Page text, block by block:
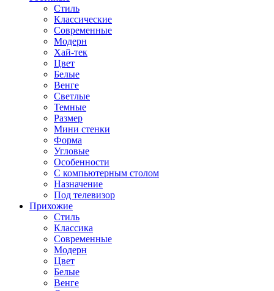
Стиль
Классические
Современные
Модерн
Хай-тек
Цвет
Белые
Венге
Светлые
Темные
Размер
Мини стенки
Форма
Угловые
Особенности
С компьютерным столом
Назначение
Под телевизор
Прихожие
Стиль
Классика
Современные
Модерн
Цвет
Белые
Венге